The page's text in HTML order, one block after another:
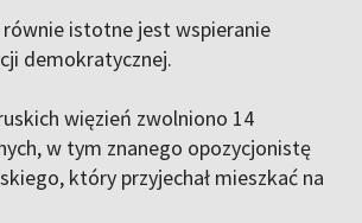
równie istotne jest wspieranie
demokratycznej.
więzień zwolniono 14
w tym znanego opozycjonistę
który przyjechał mieszkać na